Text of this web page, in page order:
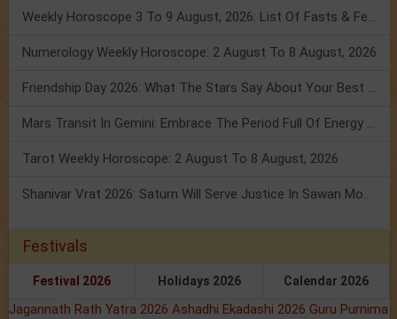
Weekly Horoscope 3 To 9 August, 2026: List Of Fasts & Festivals
Numerology Weekly Horoscope: 2 August To 8 August, 2026
Friendship Day 2026: What The Stars Say About Your Best Friend!
Mars Transit In Gemini: Embrace The Period Full Of Energy & Intelligence
Tarot Weekly Horoscope: 2 August To 8 August, 2026
Shanivar Vrat 2026: Saturn Will Serve Justice In Sawan Month!
Festivals
Festival 2026 Holidays 2026 Calendar 2026
Jagannath Rath Yatra 2026 Ashadhi Ekadashi 2026 Guru Purnima